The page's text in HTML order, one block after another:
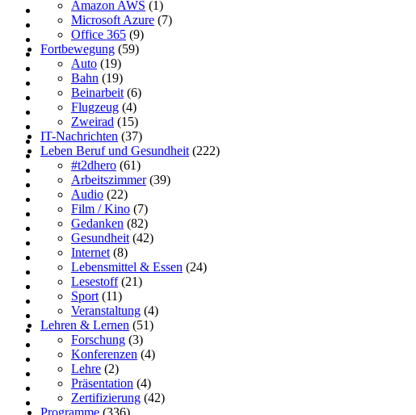
Amazon AWS (1)
Microsoft Azure (7)
Office 365 (9)
Fortbewegung (59)
Auto (19)
Bahn (19)
Beinarbeit (6)
Flugzeug (4)
Zweirad (15)
IT-Nachrichten (37)
Leben Beruf und Gesundheit (222)
#t2dhero (61)
Arbeitszimmer(39)
Audio (22)
Film / Kino (7)
Gedanken (82)
Gesundheit (42)
Internet (8)
Lebensmittel & Essen (24)
Lesestoff(21)
Sport (11)
Veranstaltung (4)
Lehren & Lernen (51)
Forschung (3)
Konferenzen (4)
Lehre (2)
Präsentation (4)
Zertifizierung (42)
Programme (336)